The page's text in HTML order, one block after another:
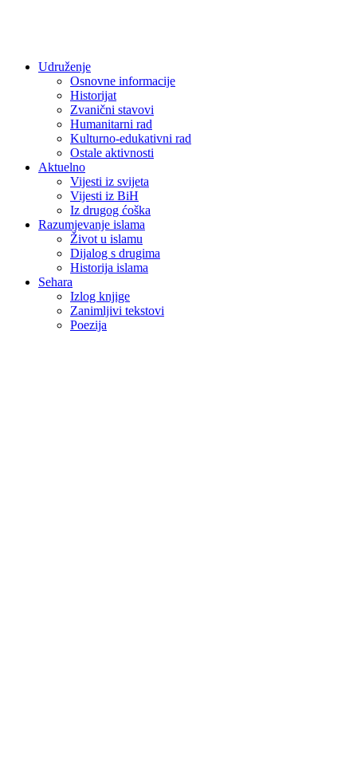
Udruženje
Osnovne informacije
Historijat
Zvanični stavovi
Humanitarni rad
Kulturno-edukativni rad
Ostale aktivnosti
Aktuelno
Vijesti iz svijeta
Vijesti iz BiH
Iz drugog ćoška
Razumjevanje islama
Život u islamu
Dijalog s drugima
Historija islama
Sehara
Izlog knjige
Zanimljivi tekstovi
Poezija